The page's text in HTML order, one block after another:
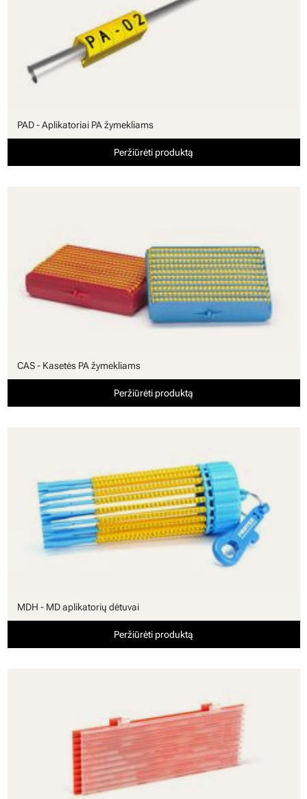
PAD - Aplikatoriai PA žymekliams
Peržiūrėti produktą
CAS - Kasetės PA žymekliams
Peržiūrėti produktą
MDH - MD aplikatorių dėtuvai
Peržiūrėti produktą